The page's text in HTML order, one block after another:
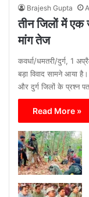
Brajesh Gupta
तीन जिलों में
मांग तेज
कवर्धा/धमतरी/दुर्ग, 1
बड़ा विवाद सामने आया
और दुर्ग जिलों के प्रश्न
Read More »